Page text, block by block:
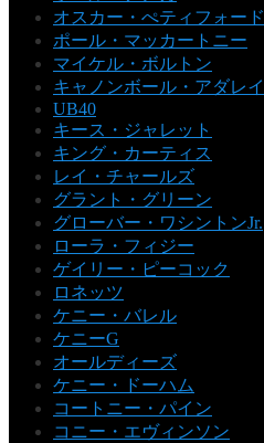
オスカー・ぺティフォード
ポール・マッカートニー
マイケル・ボルトン
キャノンボール・アダレイ
UB40
キース・ジャレット
キング・カーティス
レイ・チャールズ
グラント・グリーン
グローバー・ワシントンJr.
ローラ・フィジー
ゲイリー・ピーコック
ロネッツ
ケニー・バレル
ケニーG
オールディーズ
ケニー・ドーハム
コートニー・パイン
コニー・エヴィンソン